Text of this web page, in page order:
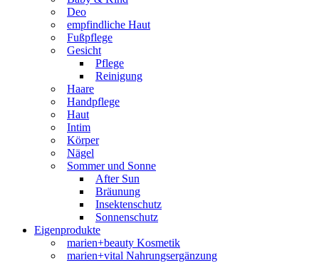
Deo
empfindliche Haut
Fußpflege
Gesicht
Pflege
Reinigung
Haare
Handpflege
Haut
Intim
Körper
Nägel
Sommer und Sonne
After Sun
Bräunung
Insektenschutz
Sonnenschutz
Eigenprodukte
marien+beauty Kosmetik
marien+vital Nahrungsergänzung